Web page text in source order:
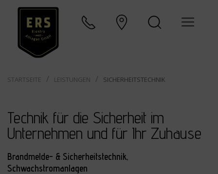
STARTSEITE LEISTUNGEN SICHERHEITSTECHNIK
Technik für die Sicherheit im
Unternehmen und für Ihr Zuhause
Brandmelde- & Sicherheitstechnik,
Schwachstromanlagen